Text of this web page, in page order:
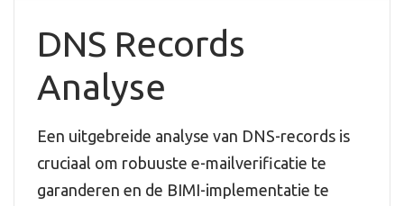
DNS Records
Analyse
Een uitgebreide analyse van DNS-records is
cruciaal om robuuste e-mailverificatie te
garanderen en de BIMI-implementatie te